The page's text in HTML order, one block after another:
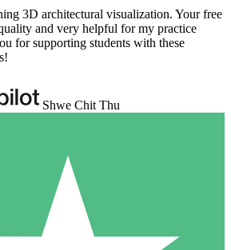
3D architectural visualization. Your free
and very helpful for my practice
for supporting students with these
Shwe Chit Thu